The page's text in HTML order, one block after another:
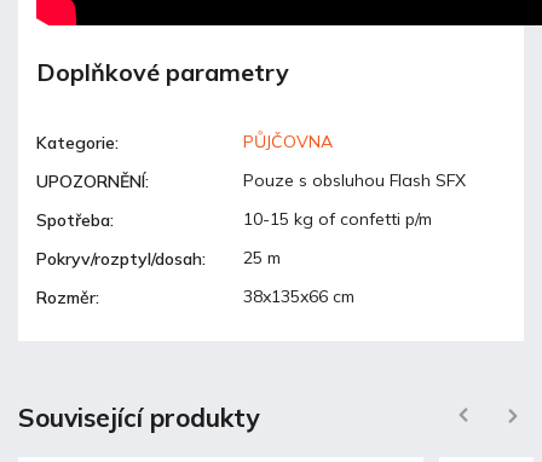
Doplňkové parametry
Kategorie:
PŮJČOVNA
UPOZORNĚNÍ:
Pouze s obsluhou Flash SFX
Spotřeba:
10-15 kg of confetti p/m
Pokryv/rozptyl/dosah:
25 m
Rozměr: 38x135x66 cm
Související produkty Previous Next